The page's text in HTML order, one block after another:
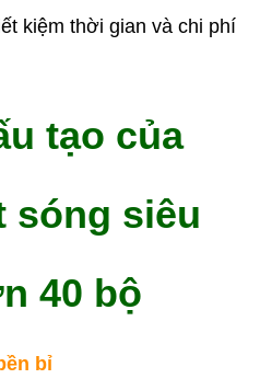
kiệm thời gian và chi phí
tạo của
sóng siêu
40 bộ
bỉ